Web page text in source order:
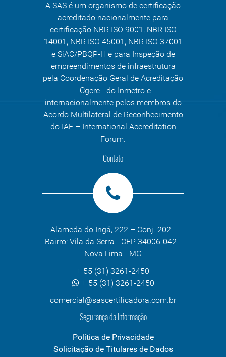
A SAS é um organismo de certificação
acreditado nacionalmente para
certificação NBR ISO 9001, NBR ISO
14001, NBR ISO 45001, NBR ISO 37001
e SiAC/PBQP-H e para Inspeção de
empreendimentos de infraestrutura
pela Coordenação Geral de Acreditação
- Cgcre - do Inmetro e
internacionalmente pelos membros do
Acordo Multilateral de Reconhecimento
do IAF – International Accreditation
Forum.
Contato
Alameda do Ingá, 222 – Conj. 202 -
Bairro: Vila da Serra - CEP 34006-042 -
Nova Lima - MG
+ 55 (31) 3261-2450
+ 55 (31) 3261-2450
comercial@sascertificadora.com.br
Segurança da Informação
Política de Privacidade
Solicitação de Titulares de Dados